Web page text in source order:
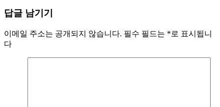
답글 남기기
이메일 주소는 공개되지 않습니다. 필수 필드는 *로 표시됩니
다